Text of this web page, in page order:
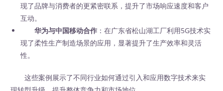
现了品牌与消费者的更紧密联系，提升了市场响应速度和客户
互动。
华为与中国移动合作 ：在广东省松山湖工厂利用5G技术实
现了柔性生产制造场景的应用，显著提升了生产效率和灵活
性。
这些案例展示了不同行业如何通过引入和应用数字技术来实